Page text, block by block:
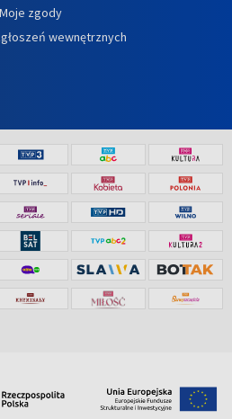
Moje zgody
wewnętrznych